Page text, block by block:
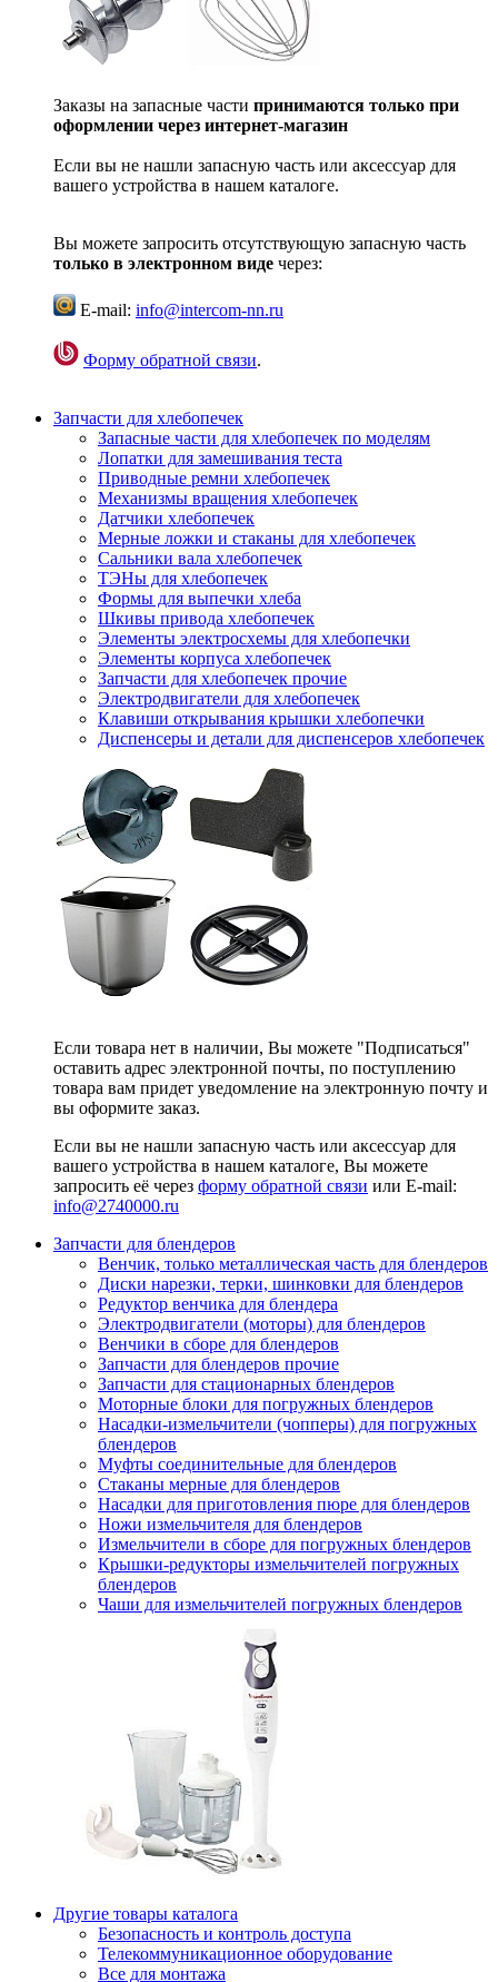
Заказы на запасные части принимаются только при
оформлении через интернет-магазин
Если вы не нашли запасную часть или аксессуар для
вашего устройства в нашем каталоге.
Вы можете запросить отсутствующую запасную часть
только в электронном виде через:
E-mail: info@intercom-nn.ru
Форму обратной связи.
Запчасти для хлебопечек
Запасные части для хлебопечек по моделям
Лопатки для замешивания теста
Приводные ремни хлебопечек
Механизмы вращения хлебопечек
Датчики хлебопечек
Мерные ложки и стаканы для хлебопечек
Сальники вала хлебопечек
ТЭНы для хлебопечек
Формы для выпечки хлеба
Шкивы привода хлебопечек
Элементы электросхемы для хлебопечки
Элементы корпуса хлебопечек
Запчасти для хлебопечек прочие
Электродвигатели для хлебопечек
Клавиши открывания крышки хлебопечки
Диспенсеры и детали для диспенсеров хлебопечек
Если товара нет в наличии, Вы можете "Подписаться"
оставить адрес электронной почты, по поступлению
товара вам придет уведомление на электронную почту и
вы оформите заказ.
Если вы не нашли запасную часть или аксессуар для
вашего устройства в нашем каталоге, Вы можете
запросить её через форму обратной связи или E-mail:
info@2740000.ru
Запчасти для блендеров
Венчик, только металлическая часть для блендеров
Диски нарезки, терки, шинковки для блендеров
Редуктор венчика для блендера
Электродвигатели (моторы) для блендеров
Венчики в сборе для блендеров
Запчасти для блендеров прочие
Запчасти для стационарных блендеров
Моторные блоки для погружных блендеров
Насадки-измельчители (чопперы) для погружных
блендеров
Муфты соединительные для блендеров
Стаканы мерные для блендеров
Насадки для приготовления пюре для блендеров
Ножи измельчителя для блендеров
Измельчители в сборе для погружных блендеров
Крышки-редукторы измельчителей погружных
блендеров
Чаши для измельчителей погружных блендеров
Другие товары каталога
Безопасность и контроль доступа
Телекоммуникационное оборудование
Все для монтажа